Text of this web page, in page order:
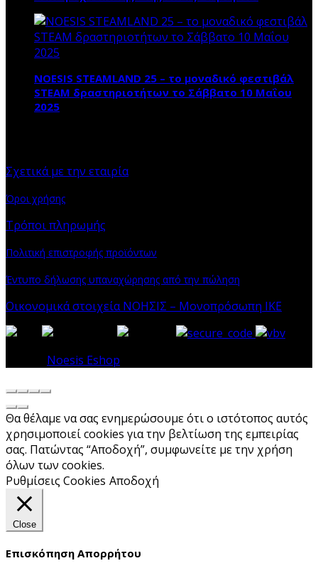
NOESIS STEAMLAND 25 – το μοναδικό φεστιβάλ
STEAM δραστηριοτήτων το Σάββατο 10 Μαΐου
2025
Σχετικά με την εταιρία
Όροι χρήσης
Τρόποι πληρωμής
Πολιτική επιστροφής προϊόντων
Έντυπο δήλωσης υπαναχώρησης από την πώληση
Οικονομικά στοιχεία ΝΟΗΣΙΣ – Μονοπρόσωπη ΙΚΕ
Noesis Eshop
Θα θέλαμε να σας ενημερώσουμε ότι ο ιστότοπος αυτός
χρησιμοποιεί cookies για την βελτίωση της εμπειρίας
σας. Πατώντας “Αποδοχή”, συμφωνείτε με την χρήση
όλων των cookies.
Ρυθμίσεις Cookies Αποδοχή
Close
Επισκόπηση Απορρήτου